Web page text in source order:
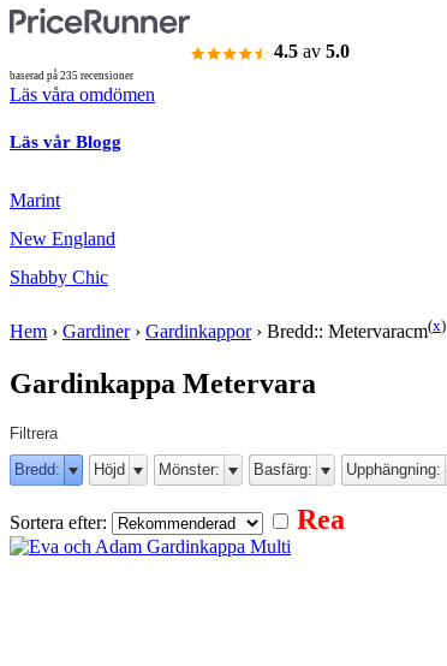
4.5 av 5.0
baserad på 235 recensioner
Läs våra omdömen
Läs vår Blogg
Marint
New England
Shabby Chic
Hem › Gardiner› Gardinkappor› Bredd:: Metervaracm(x)
Gardinkappa Metervara
Filtrera
Bredd:
Höjd Mönster: Basfärg: Upphängning:
Sortera efter: Rea